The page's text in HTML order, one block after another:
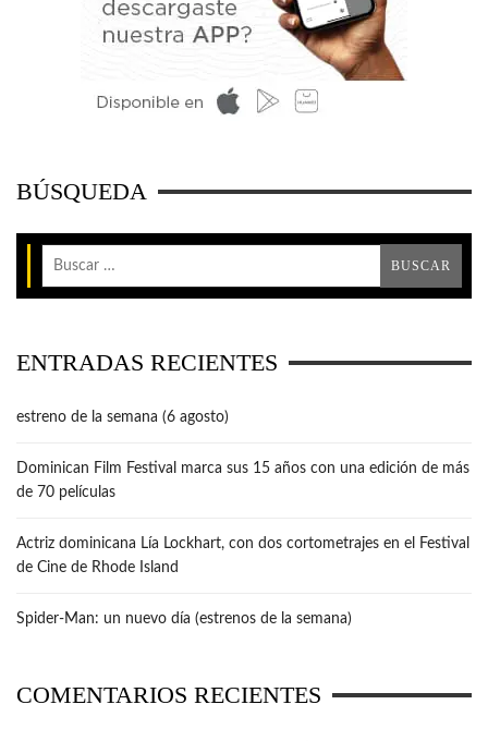
BÚSQUEDA
ENTRADAS RECIENTES
estreno de la semana (6 agosto)
Dominican Film Festival marca sus 15 años con una edición de más
de 70 películas
Actriz dominicana Lía Lockhart, con dos cortometrajes en el Festival
de Cine de Rhode Island
Spider-Man: un nuevo día (estrenos de la semana)
COMENTARIOS RECIENTES